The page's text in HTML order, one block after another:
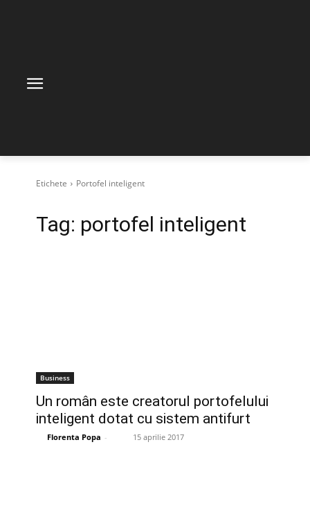
Etichete Portofel inteligent
Tag: portofel inteligent
Business
Un român este creatorul portofelului
inteligent dotat cu sistem antifurt
Florenta Popa - 15 aprilie 2017